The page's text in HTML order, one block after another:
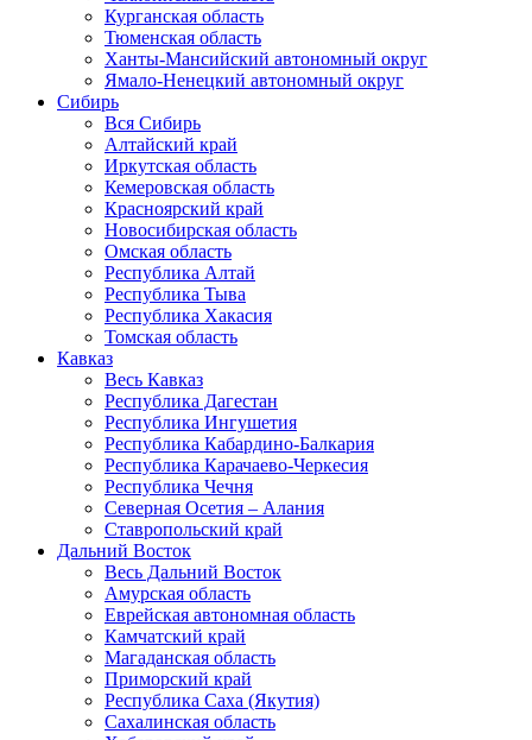
Курганская область
Тюменская область
Ханты-Мансийский автономный округ
Ямало-Ненецкий автономный округ
Сибирь
Вся Сибирь
Алтайский край
Иркутская область
Кемеровская область
Красноярский край
Новосибирская область
Омская область
Республика Алтай
Республика Тыва
Республика Хакасия
Томская область
Кавказ
Весь Кавказ
Республика Дагестан
Республика Ингушетия
Республика Кабардино-Балкария
Республика Карачаево-Черкесия
Республика Чечня
Северная Осетия – Алания
Ставропольский край
Дальний Восток
Весь Дальний Восток
Амурская область
Еврейская автономная область
Камчатский край
Магаданская область
Приморский край
Республика Саха (Якутия)
Сахалинская область